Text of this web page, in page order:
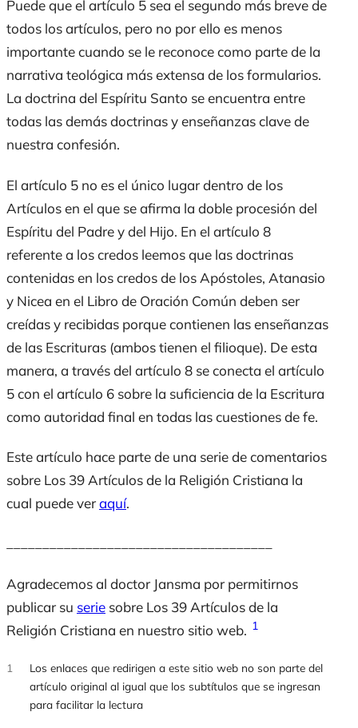
Puede que el artículo 5 sea el segundo más breve de
todos los artículos, pero no por ello es menos
importante cuando se le reconoce como parte de la
narrativa teológica más extensa de los formularios.
La doctrina del Espíritu Santo se encuentra entre
todas las demás doctrinas y enseñanzas clave de
nuestra confesión.
El artículo 5 no es el único lugar dentro de los
Artículosen el que se afirma la doble procesión del
Espíritu del Padre y del Hijo. En el artículo 8
referente a los credos leemos que las doctrinas
contenidas en los credos de los Apóstoles, Atanasio
y Nicea en el Libro de Oración Común deben ser
creídas y recibidas porque contienen las enseñanzas
de las Escrituras (ambos tienen el filioque). De esta
manera, a través del artículo 8 se conecta el artículo
5 con el artículo 6 sobre la suficiencia de la Escritura
como autoridad final en todas las cuestiones de fe.
Este artículo hace parte de una serie de comentarios
sobre Los 39 Artículos de la Religión Cristiana la
cual puede veraquí.
Agradecemos al doctor Jansma por permitirnos
publicar su serie sobre Los 39 Artículos de la
Religión Cristiana en nuestro sitio web. 1
1
Los enlaces que redirigen a este sitio web no son parte del
artículo original al igual que los subtítulos que se ingresan
para facilitar la lectura